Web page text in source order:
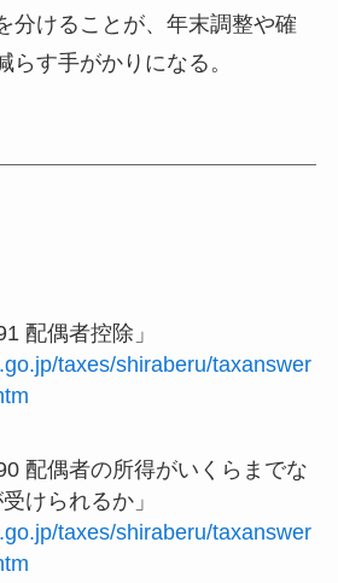
分けることが、年末調整や確
らす手がかりになる。
配偶者控除」
taxes/shiraberu/taxanswer
配偶者の所得がいくらまでな
けられるか」
taxes/shiraberu/taxanswer